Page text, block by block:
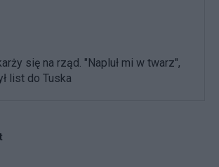
się na rząd. "Napluł mi w twarz",
list do Tuska